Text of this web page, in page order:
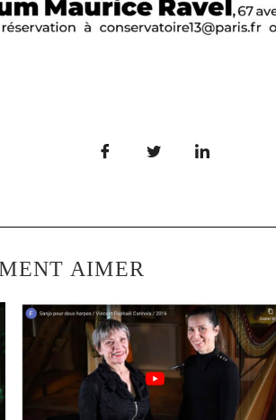
AIMER